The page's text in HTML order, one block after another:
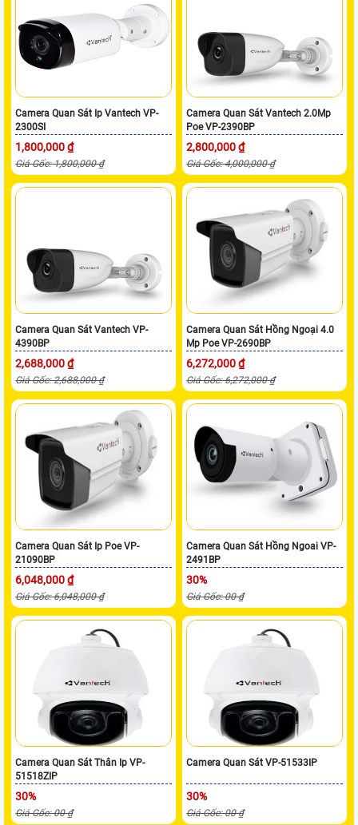
Camera Quan Sát Ip Vantech VP-
2300SI
1,800,000 ₫
Giá Gốc: 1,800,000 ₫
Camera Quan Sát Vantech 2.0Mp
Poe VP-2390BP
2,800,000 ₫
Giá Gốc: 4,000,000 ₫
Camera Quan Sát Vantech VP-
4390BP
2,688,000 ₫
Giá Gốc: 2,688,000 ₫
Camera Quan Sát Hồng Ngoại 4.0
Mp Poe VP-2690BP
6,272,000 ₫
Giá Gốc: 6,272,000 ₫
Camera Quan Sát Ip Poe VP-
21090BP
6,048,000 ₫
Giá Gốc: 6,048,000 ₫
Camera Quan Sát Hồng Ngoai VP-
2491BP
30%
Giá Gốc: 00 ₫
Camera Quan Sát Thân Ip VP-
51518ZIP
30%
Giá Gốc: 00 ₫
Camera Quan Sát VP-51533IP
30%
Giá Gốc: 00 ₫